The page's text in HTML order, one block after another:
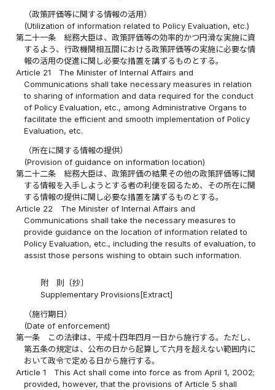
（政策評価等に関する情報の活用）
(Utilization of information related to Policy Evaluation, etc.)
第二十一条
総務大臣は、政策評価等の効率的かつ円滑な実施に資
するよう、行政機関相互間における政策評価等の実施に必要な情
報の活用の促進に関し必要な措置を講ずるものとする。
Article 21
The Minister of Internal Affairs and
Communications shall take necessary measures in relation
to sharing of information and data required for the conduct
of Policy Evaluation, etc., among Administrative Organs to
facilitate the efficient and smooth implementation of Policy
Evaluation, etc.
（所在に関する情報の提供）
(Provision of guidance on information location)
第二十二条
総務大臣は、政策評価の結果その他の政策評価等に関
する情報を入手しようとする者の利便を図るため、その所在に関
する情報の提供に関し必要な措置を講ずるものとする。
Article 22
The Minister of Internal Affairs and
Communications shall take the necessary measures to
provide guidance on the location of information related to
Policy Evaluation, etc., including the results of evaluation, to
assist those persons wishing to obtain such information.
附 則〔抄〕
Supplementary Provisions[Extract]
（施行期日）
(Date of enforcement)
第一条
この法律は、平成十四年四月一日から施行する。ただし、
第五条の規定は、公布の日から起算して六月を超えない範囲内に
おいて政令で定める日から施行する。
Article 1
This Act shall come into force as from April 1, 2002;
provided, however, that the provisions of Article 5 shall